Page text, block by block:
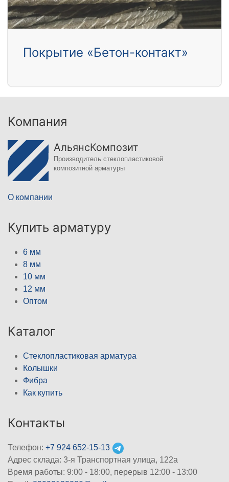
Покрытие «Бетон-контакт»
Компания
АльянсКомпозит
Производитель стеклопластиковой
композитной арматуры
О компании
Купить арматуру
6 мм
8 мм
10 мм
12 мм
Оптом
Каталог
Стеклопластиковая арматура
Колышки
Фибра
Как купить
Контакты
Телефон: +7 924 652-15-13
Адрес склада: 3-я Транспортная улица, 122а
Время работы: 9:00 - 18:00, перерыв 12:00 - 13:00